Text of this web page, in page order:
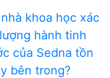
khoa học xác
hành tinh
của Sedna tồn
bên trong?